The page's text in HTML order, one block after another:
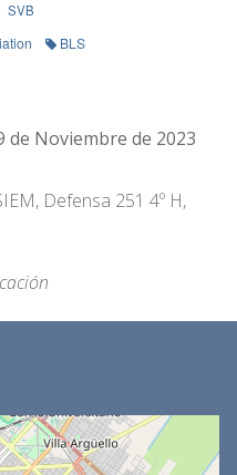
SVB
BLS
de Noviembre de 2023
Defensa 251 4º H,